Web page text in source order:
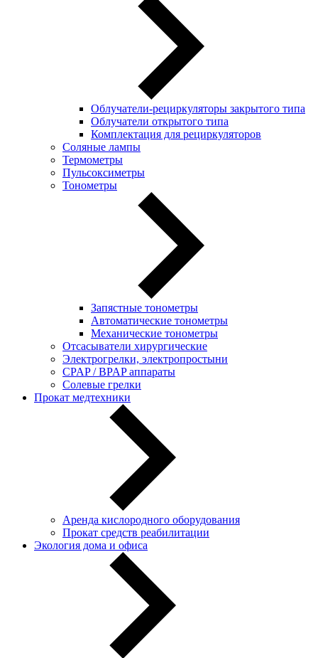
Облучатели-рециркуляторы закрытого типа
Облучатели открытого типа
Комплектация для рециркуляторов
Соляные лампы
Термометры
Пульсоксиметры
Тонометры
Запястные тонометры
Автоматические тонометры
Механические тонометры
Отсасыватели хирургические
Электрогрелки, электропростыни
CPAP / BPAP аппараты
Солевые грелки
Прокат медтехники
Аренда кислородного оборудования
Прокат средств реабилитации
Экология дома и офиса